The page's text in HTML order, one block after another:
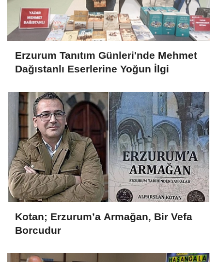
Erzurum Tanıtım Günleri'nde Mehmet
Dağıstanlı Eserlerine Yoğun İlgi
Kotan; Erzurum’a Armağan, Bir Vefa
Borcudur